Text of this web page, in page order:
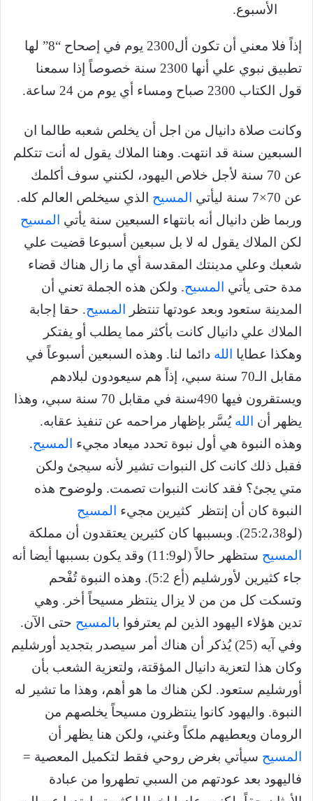
الأسبوع.
إذاً فلا معني أن تكون أل2300 يوم في إصحاح “8” لها
تطبيق نبوي علي أنها 2300 سنة خصوصاً إذا سمعنا
قول الكتاب 2300 صباح ومساء أي يوم من 24 ساعة.
وكانت صلاة دانيال من اجل أن يخلص شعبه طالما ان
السبعين سنة قد انتهت. وهنا الملاك يقول له أنت تتكلم
عن 70 سنة لأجل خلاص اليهود، لكنني سوف أكلمك
عن 70×7 سنة ليأتي
المسيح الذي سيخلص العالم كله.
وربما ظن دانيال أنه بانتهاء السبعين سنة يأتي
المسيح
لكن الملاك يقول له لا بل سبعين أسبوعا قضيت علي
شعبك وعلي مدينتك المقدسة أي ما زال هناك قضاء
مدة حتى يأتي
المسيح. ولكن هذه الجملة تعني أن
المدينة ستعود وبعد عودتها تنتظر
المسيح. حقا إجابة
الملاك علي دانيال كانت بأكثر مما يطلب أو يفتكر
وهكذا عطايا
الله دائما لنا. وهذه السبعين أسبوعاً في
مقابل الـ70 سنة سبي، إذاً هم سيعودون لبلادهم
ويستقرون فيها 490سنة في مقابل 70 سنة سبي، وهذا
يظهر أن
الله يُسَّر بإظهار مراحمه عن تنفيذ عقابه.
وهذه النبوة هي أول نبوة تحدد ميعاد مجيء
المسيح.
فقبل ذلك كانت كل النبوات تشير لأنه سيجئ ولكن
متي يجئ؟ فقد كانت النبوات تصمت. ولوضوح هذه
النبوة كان أن إنتظر كثيرين مجيء
المسيح
(لو25:2،38). وبسببها كان كثيرين يعتقدون أن مملكة
المسيح
ستظهر حالاً (لو11:9) وقد يكون بسببها أيضا أنه
جاء كثيرين لأورشليم (أع 5:2). وهذه النبوة تُفْحم
وتسكت كل من من لا يزال ينتظر مسيحاً أخر. وهي
تدين هؤلاء اليهود الذين لم يعترفوا بالمسيح حتى الآن.
وفي آيه (25) يُذكر أن هناك أمر سيصدر بتجديد أورشليم
وكان هذا لتعزية دانيال المؤقتة، ولتعزية الشعب بأن
أورشليم ستعود. لكن هناك ما هو أهم، وهذا ما تشير له
النبوة. واليهود كانوا ينتظرون مسيحاً يخلصهم من
الرومان ويعطيهم ملكاً وغني، ولكن هنا يظهر أن
المسيح سيأتي بغرض روحي فقط لتكميل المعصية =
فاليهود بعد عودتهم من السبي تطهروا من عبادة